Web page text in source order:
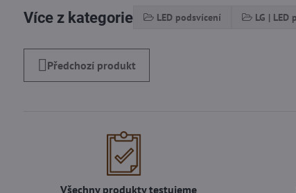
Více z kategorie LED podsvícení LG | LED
Předchozí produkt
Všechny produkty testujeme